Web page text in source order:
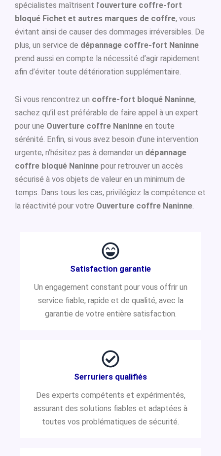
spécialistes maîtrisent l’ouverture coffre-fort
bloqué Fichet et autres marques de coffre, vous
évitant ainsi de causer des dommages irréversibles. De
plus, un service de dépannage coffre-fort Naninne
prend aussi en compte la nécessité d’agir rapidement
afin d’éviter toute détérioration supplémentaire.
Si vous rencontrez un coffre-fort bloqué Naninne,
sachez qu’il est préférable de faire appel à un expert
pour une Ouverture coffre Naninne en toute
sérénité. Enfin, si vous avez besoin d’une intervention
urgente, n’hésitez pas à demander un dépannage
coffre bloqué Naninne pour retrouver un accès
sécurisé à vos objets de valeur en un minimum de
temps. Dans tous les cas, privilégiez la compétence et
la réactivité pour votre Ouverture coffre Naninne.
Satisfaction garantie
Un engagement constant pour vous offrir un
service fiable, rapide et de qualité, avec la
garantie de votre entière satisfaction.
Serruriers qualifiés
Des experts compétents et expérimentés,
assurant des solutions fiables et adaptées à
toutes vos problématiques de sécurité.